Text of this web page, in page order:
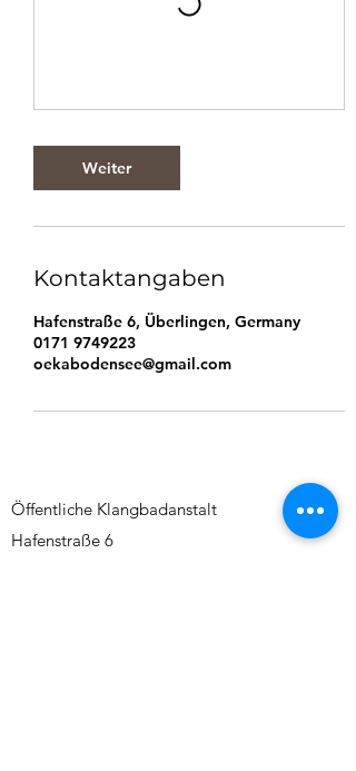
Weiter
Kontaktangaben
Hafenstraße 6, Überlingen, Germany
0171 9749223
oekabodensee@gmail.com
Öffentliche Klangbadanstalt
Hafenstraße 6